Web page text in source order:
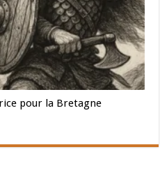
pour la Bretagne